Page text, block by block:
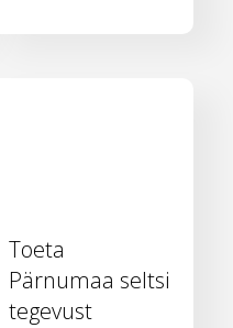
Toeta
Pärnumaa seltsi
tegevust